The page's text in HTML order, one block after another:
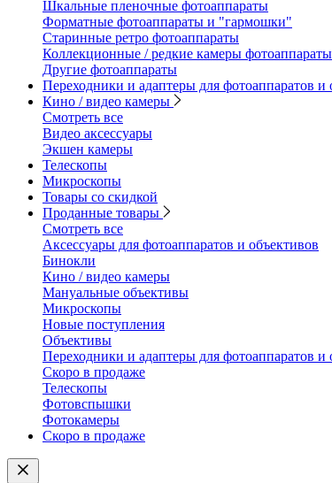
Шкальные пленочные фотоаппараты
Форматные фотоаппараты и "гармошки"
Старинные ретро фотоаппараты
Коллекционные / редкие камеры фотоаппараты
Другие фотоаппараты
Переходники и адаптеры для фотоаппаратов и
Кино / видео камеры
Смотреть все
Видео аксессуары
Экшен камеры
Телескопы
Микроскопы
Товары со скидкой
Проданные товары
Смотреть все
Аксессуары для фотоаппаратов и объективов
Бинокли
Кино / видео камеры
Мануальные объективы
Микроскопы
Новые поступления
Объективы
Переходники и адаптеры для фотоаппаратов и
Скоро в продаже
Телескопы
Фотовспышки
Фотокамеры
Скоро в продаже